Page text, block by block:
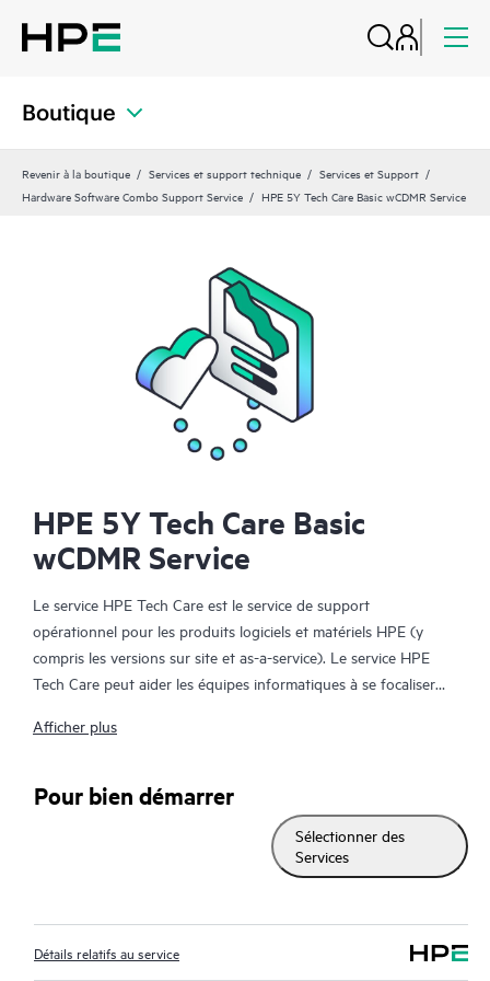
Boutique
Revenir à la boutique Services et support technique
Services et Support
Hardware Software Combo Support Service
HPE 5Y Tech Care Basic wCDMR Service
HPE 5Y Tech Care Basic
wCDMR Service
Le service HPE Tech Care est le service de support
opérationnel pour les produits logiciels et matériels HPE (y
compris les versions sur site et as-a-service). Le service HPE
Tech Care peut aider les équipes informatiques à se focaliser
chercher proactivement de meilleures méthodes de travail,
Le service HPE Tech Care établit un accès direct à des
spécialistes produit et fournit des conseils techniques généraux,
qui aideront les Clients à réduire les risques et à trouver des
Tech Care peuvent accéder au support via différents canaux :
téléphone, infrastructure de messagerie instantanée en temps
Afficher plus
Pour bien démarrer
Sélectionner des
Services
Détails relatifs au service